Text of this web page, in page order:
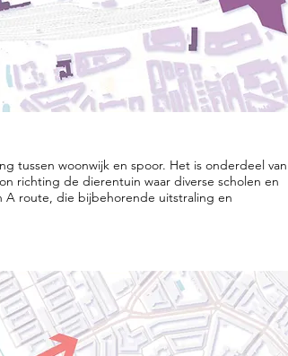
tussen woonwijk en spoor. Het is onderdeel van
richting de dierentuin waar diverse scholen en
A route, die bijbehorende uitstraling en